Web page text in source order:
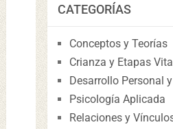
CATEGORÍAS
Conceptos y Teorías
Crianza y Etapas
Desarrollo Personal
Psicología Aplicada
Relaciones y